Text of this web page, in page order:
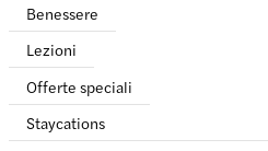
Benessere
Lezioni
Offerte speciali
Staycations